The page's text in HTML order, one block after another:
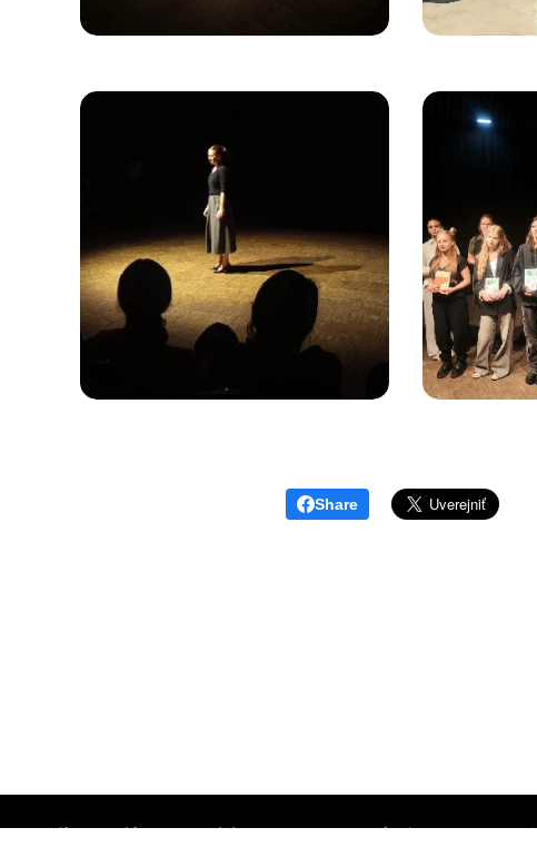
Share
Súkromné konzervatórium Prešov, M.Benku 7, Prešov 080 01